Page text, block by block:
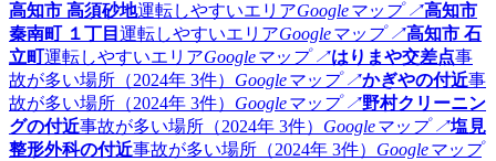
高知市 高須砂地運転しやすいエリアGoogleマップ ↗高知市
秦南町 １丁目 運転しやすいエリアGoogleマップ ↗高知市 石
立町運転しやすいエリアGoogleマップ ↗はりまや交差点事
故が多い場所（2024年 3件） Googleマップ ↗かぎやの付近事
故が多い場所（2024年 3件） Googleマップ ↗野村クリーニン
グの付近事故が多い場所（2024年 3件） Googleマップ ↗塩見
整形外科の付近事故が多い場所（2024年 3件） Googleマップ